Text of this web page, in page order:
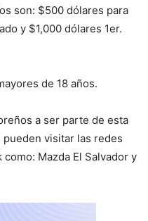
son: $500 dólares para
y $1,000 dólares 1er.
de 18 años.
a ser parte de esta
visitar las redes
Mazda El Salvador y